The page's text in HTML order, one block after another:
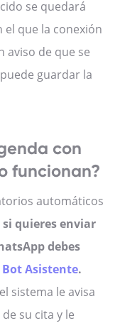
se quedará
que la conexión
aviso de que se
guardar la
con
funcionan?
automáticos
si quieres enviar
debes
Bot Asistente.
sistema le avisa
su cita y le